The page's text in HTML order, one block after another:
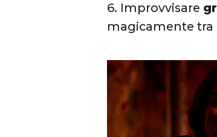
6. Improvvisare
magicamente tra